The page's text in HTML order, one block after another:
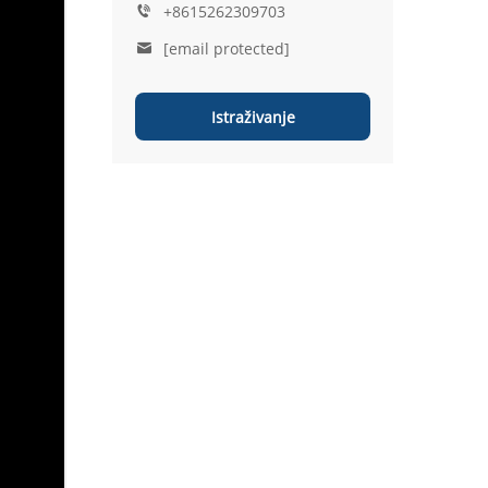
+8615262309703
[email protected]
Istraživanje